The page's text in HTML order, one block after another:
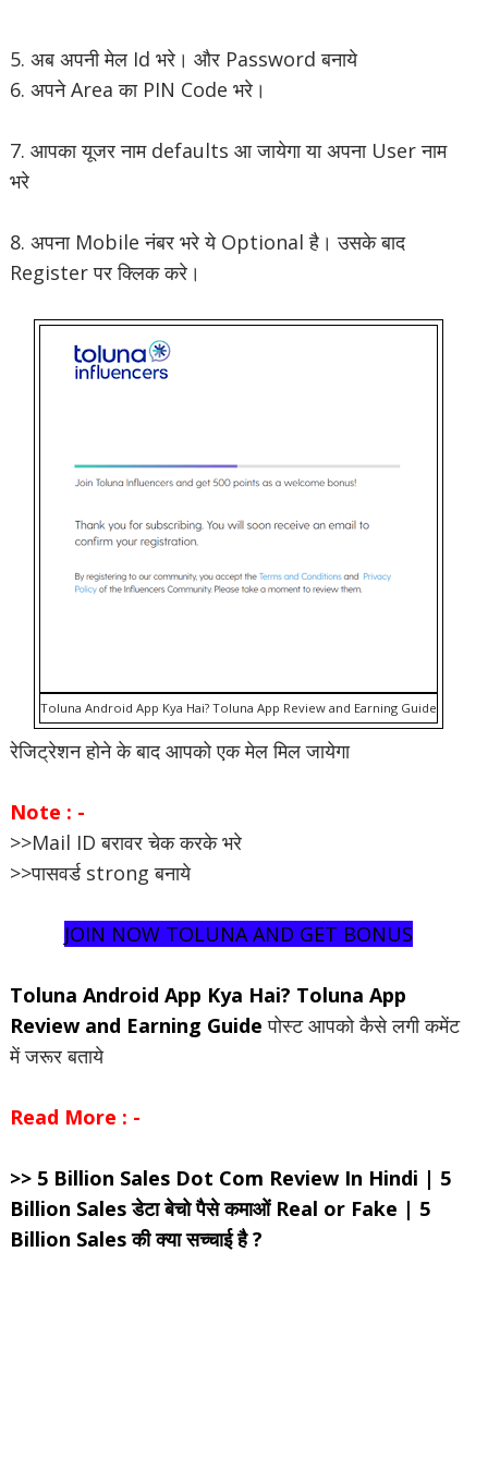
5. अब अपनी मेल Id भरे। और Password बनाये
6. अपने Area का PIN Code भरे।
7. आपका यूजर नाम defaults आ जायेगा या अपना User नाम
भरे
8. अपना Mobile नंबर भरे ये Optional है। उसके बाद
Register पर क्लिक करे।
Toluna Android App Kya Hai? Toluna App Review and Earning Guide
रेजिट्रेशन होने के बाद आपको एक मेल मिल जायेगा
Note : -
>>Mail ID बरावर चेक करके भरे
>>पासवर्ड strong बनाये
JOIN NOW TOLUNA AND GET BONUS
Toluna Android App Kya Hai? Toluna App
Review and Earning Guide पोस्ट आपको कैसे लगी कमेंट
में जरूर बताये
Read More : -
>> 5 Billion Sales Dot Com Review In Hindi | 5
Billion Sales डेटा बेचो पैसे कमाओं Real or Fake | 5
Billion Sales की क्या सच्चाई है ?